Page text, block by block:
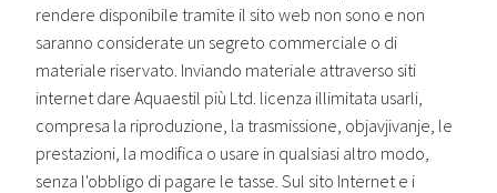
rendere disponibile tramite il sito web non sono e non
saranno considerate un segreto commerciale o di
materiale riservato. Inviando materiale attraverso siti
internet dare Aquaestil più Ltd. licenza illimitata usarli,
compresa la riproduzione, la trasmissione, objavjivanje, le
prestazioni, la modifica o usare in qualsiasi altro modo,
senza l'obbligo di pagare le tasse. Sul sito Internet e i